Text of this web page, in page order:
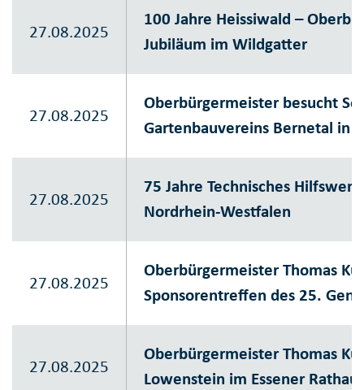
27.08.2025
100 Jahre Heissiwald –
Jubiläum im Wildgatter
27.08.2025
Oberbürgermeister besucht
Gartenbauvereins Bernetal in
27.08.2025
75 Jahre Technisches
Nordrhein-Westfalen
27.08.2025
Oberbürgermeister Thomas
Sponsorentreffen des 25.
27.08.2025
Oberbürgermeister Thomas
Lowenstein im Essener Rathaus